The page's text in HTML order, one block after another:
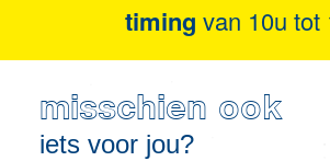
timing van 10u tot
misschien ook
iets voor jou?